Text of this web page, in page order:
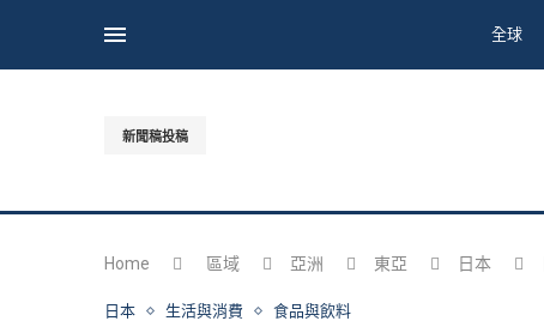
全球
新聞稿投稿
Home 區域 亞洲 東亞 日本
日本 生活與消費 食品與飲料